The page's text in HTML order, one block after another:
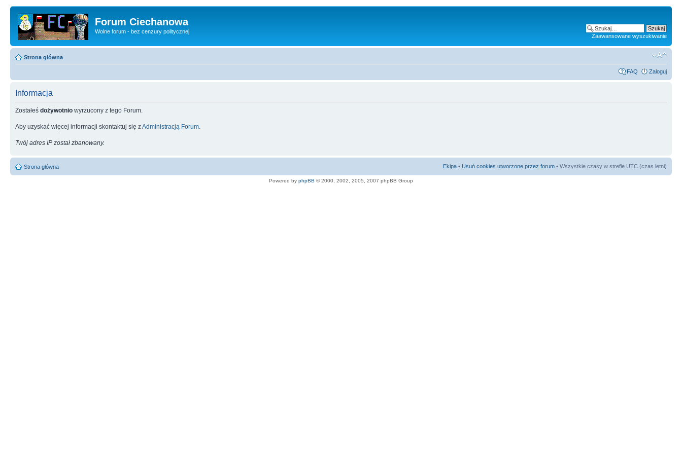
Forum Ciechanowa
Wolne forum - bez cenzury politycznej
Zaawansowane wyszukiwanie
Strona główna
FAQ Zaloguj
Informacja
Zostałeś dożywotnio wyrzucony z tego Forum.
Aby uzyskać więcej informacji skontaktuj się zAdministracją Forum
Twój adres IP został zbanowany.
Strona główna Ekipa • Usuń cookies utworzone przez forum • Wszystkie czasy w strefie UTC (czas letni)
Powered by phpBB © 2000, 2002, 2005, 2007 phpBB Group